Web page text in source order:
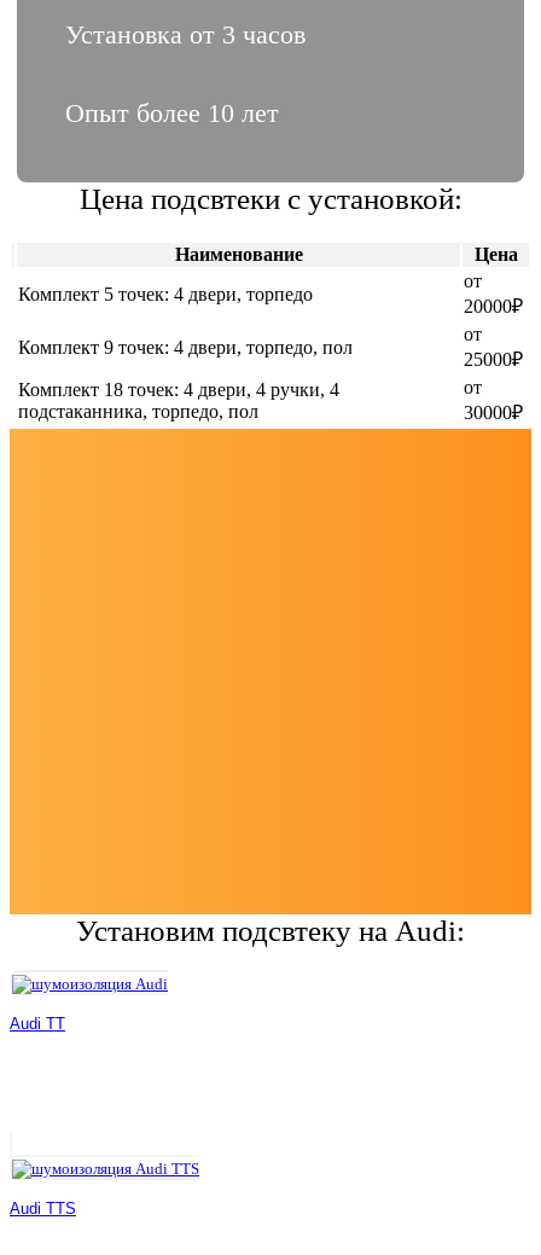
Установка от 3 часов
Опыт более 10 лет
Цена подсвтеки с установкой:
Наименование
Цена
Комплект 5 точек: 4 двери, торпедо
от
20000₽
Комплект 9 точек: 4 двери, торпедо, пол
от
25000₽
Комплект 18 точек: 4 двери, 4 ручки, 4
подстаканника, торпедо, пол
от
30000₽
Установим подсвтеку на Audi:
Audi TT
Audi TTS